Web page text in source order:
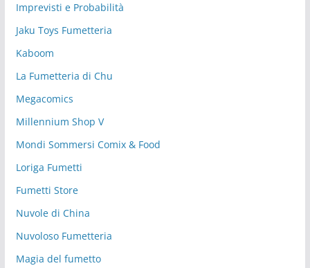
Imprevisti e Probabilità
Jaku Toys Fumetteria
Kaboom
La Fumetteria di Chu
Megacomics
Millennium Shop V
Mondi Sommersi Comix & Food
Loriga Fumetti
Fumetti Store
Nuvole di China
Nuvoloso Fumetteria
Magia del fumetto